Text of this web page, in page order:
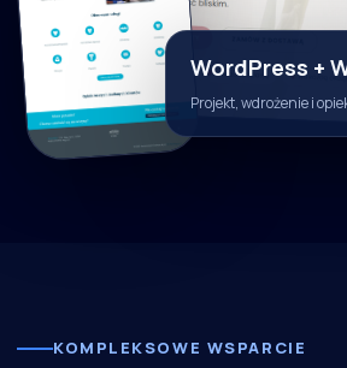
WordPress +
Projekt, wdrożenie i
KOMPLEKSOWE WSPARCIE